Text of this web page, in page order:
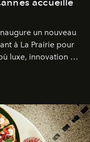
un nouveau
à La Prairie pour
luxe, innovation et